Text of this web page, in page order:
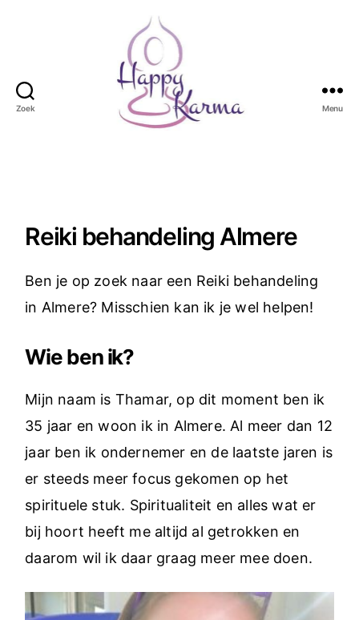
Zoek Menu
Reiki behandeling Almere
Ben je op zoek naar een Reiki behandeling
in Almere? Misschien kan ik je wel helpen!
Wie ben ik?
Mijn naam is Thamar, op dit moment ben ik
35 jaar en woon ik in Almere. Al meer dan 12
jaar ben ik ondernemer en de laatste jaren is
er steeds meer focus gekomen op het
spirituele stuk. Spiritualiteit en alles wat er
bij hoort heeft me altijd al getrokken en
daarom wil ik daar graag meer mee doen.